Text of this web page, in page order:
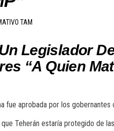
TAM
Legislador
“A Quien
fue aprobada por los gobernantes
Teherán estaría protegido de